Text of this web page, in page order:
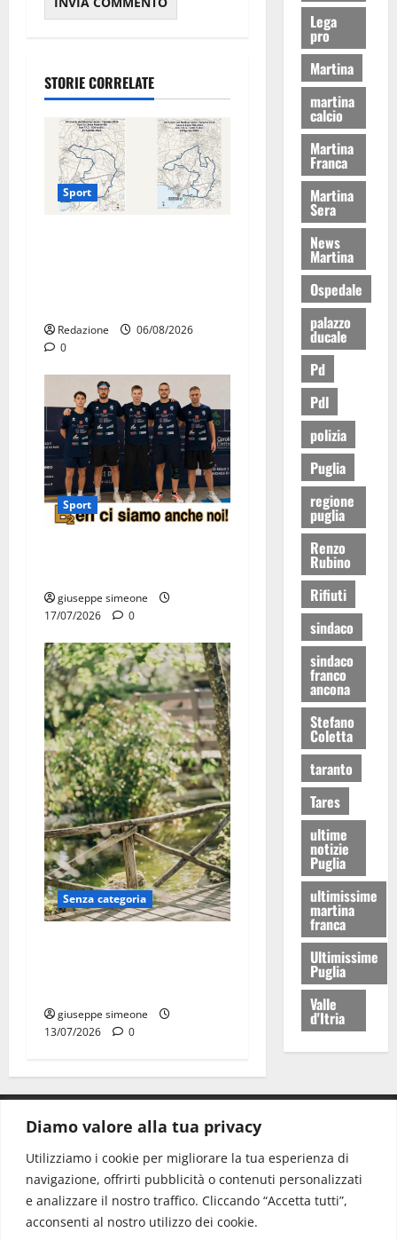
Diamo valore alla tua privacy
Utilizziamo i cookie per migliorare la tua esperienza di
navigazione, offrirti pubblicità o contenuti personalizzati
e analizzare il nostro traffico. Cliccando “Accetta tutti”,
acconsenti al nostro utilizzo dei cookie.
STORIE CORRELATE
Sport
Redazione
06/08/2026
0
Sport
giuseppe simeone
17/07/2026
0
Senza categoria
giuseppe simeone
13/07/2026
0
Lega
pro
Martina
martina
calcio
Martina
Franca
Martina
Sera
News
Martina
Ospedale
palazzo
ducale
Pd
Pdl
polizia
Puglia
regione
puglia
Renzo
Rubino
Rifiuti
sindaco
sindaco
franco
ancona
Stefano
Coletta
taranto
Tares
ultime
notizie
Puglia
ultimissime
martina
franca
Ultimissime
Puglia
Valle
d'Itria
CONTATTI.
Redazione: redazione@www.martinasera.it
Direttore:direttore@www.martinasera.it
Info & Commerciale:info@www.martinasera.it